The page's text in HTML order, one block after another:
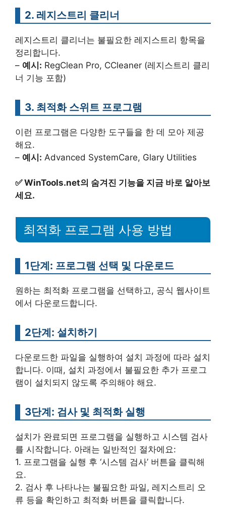
2. 레지스트리 클리너
레지스트리 클리너는 불필요한 레지스트리 항목을
정리합니다.
– 예시: RegClean Pro, CCleaner (레지스트리 클리
너 기능 포함)
3. 최적화 스위트 프로그램
이런 프로그램은 다양한 도구들을 한 데 모아 제공
해요.
– 예시: Advanced SystemCare, Glary Utilities
✅WinTools.net의 숨겨진 기능을 지금 바로 알아보
세요.
최적화 프로그램 사용 방법
1단계: 프로그램 선택 및 다운로드
원하는 최적화 프로그램을 선택하고, 공식 웹사이트
에서 다운로드합니다.
2단계: 설치하기
다운로드한 파일을 실행하여 설치 과정에 따라 설치
합니다. 이때, 설치 과정에서 불필요한 추가 프로그
램이 설치되지 않도록 주의해야 해요.
3단계: 검사 및 최적화 실행
설치가 완료되면 프로그램을 실행하고 시스템 검사
를 시작합니다. 아래는 일반적인 절차에요:
1. 프로그램을 실행 후 ‘시스템 검사’ 버튼을 클릭해
요.
2. 검사 후 나타나는 불필요한 파일, 레지스트리 오
류 등을 확인하고 최적화 버튼을 클릭합니다.